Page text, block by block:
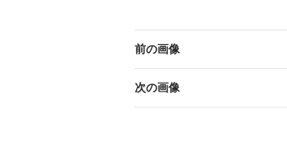
前の画像
次の画像